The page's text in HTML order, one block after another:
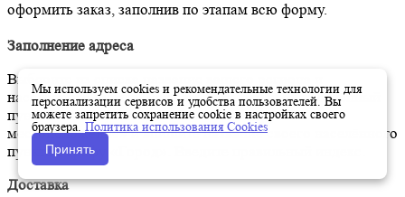
оформить заказ, заполнив по этапам всю форму.
Заполнение адреса
Выберите из списка название вашего региона и
населённого пункта. Если вы не нашли свой населённый
пункт в списке, выберите значение «Другое
местоположение» и впишите название своего населённого
пункта в графу «Город». Введите правильный индекс.
Доставка
Мы используем cookies и рекомендательные технологии для
персонализации сервисов и удобства пользователей. Вы
можете запретить сохранение cookie в настройках своего
браузера. Политика использования Cookies
Принять